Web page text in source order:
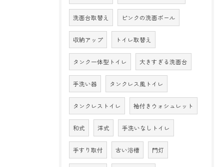
洗面台取替え ピンクの洗面ボール
収納アップ トイレ取替え
タンク一体型トイレ 大きすぎる洗面台
手洗い器 タンクレス風トイレ
タンクレストイレ 袖付きウォシュレット
和式 洋式 手洗いなしトイレ
手すり取付 古い浴槽 門灯